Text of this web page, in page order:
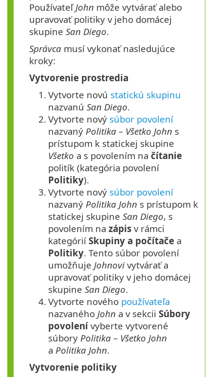
PoužívateľJohn môže vytvárať alebo
upravovať politiky v jeho domácej
skupine San Diego.
Správca musí vykonať nasledujúce
kroky:
Vytvorenie prostredia
1. Vytvorte novú statickú skupinu
nazvanú San Diego.
2. Vytvorte nový súbor povolení
nazvaný Politika – Všetko John s
prístupom k statickej skupine
Všetko a s povolením na čítanie
politík (kategória povolení
Politiky).
3. Vytvorte nový súbor povolení
nazvaný Politika John s prístupom k
statickej skupine San Diego, s
povolením na zápis v rámci
kategórií Skupiny a počítače a
Politiky. Tento súbor povolení
umožňuje Johnovi vytvárať a
upravovať politiky v jeho domácej
skupine San Diego.
4. Vytvorte nového používateľa
nazvaného John a v sekcii Súbory
povolenívyberte vytvorené
súbory Politika – Všetko John
a Politika John.
Vytvorenie politiky